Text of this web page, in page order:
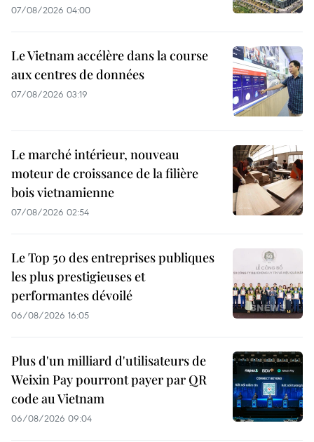
07/08/2026 04:00
Le Vietnam accélère dans la course
aux centres de données
07/08/2026 03:19
Le marché intérieur, nouveau
moteur de croissance de la filière
bois vietnamienne
07/08/2026 02:54
Le Top 50 des entreprises publiques
les plus prestigieuses et
performantes dévoilé
06/08/2026 16:05
Plus d'un milliard d'utilisateurs de
Weixin Pay pourront payer par QR
code au Vietnam
06/08/2026 09:04